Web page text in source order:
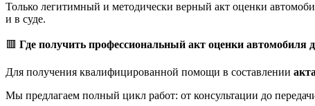
Только легитимный и методически верный акт оценки
и в суде.
🟥 Где получить профессиональный акт оценки автомобиля
Для получения квалифицированной помощи в составлении
Мы предлагаем полный цикл работ: от консультации до